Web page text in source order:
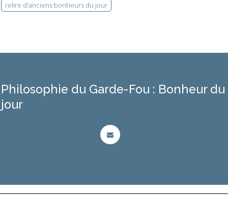
relire d'anciens bonheurs du jour
Philosophie du Garde-Fou : Bonheur du
jour